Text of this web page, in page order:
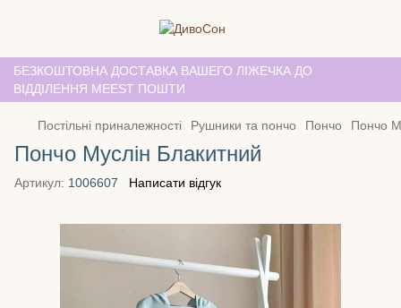
БЕЗКОШТОВНА ДОСТАВКА ВАШЕГО ЛІЖЕЧКА ДО
ВІДДІЛЕННЯ MEEST ПОШТИ
Постільні приналежності Рушники та пончо Пончо Пончо
Пончо Муслін Блакитний
Артикул: 1006607 Написати відгук